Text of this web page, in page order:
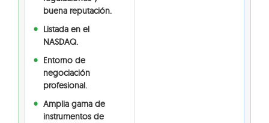
buena reputación.
Listada en el
NASDAQ.
Entorno de
negociación
profesional.
Amplia gama de
instrumentos de